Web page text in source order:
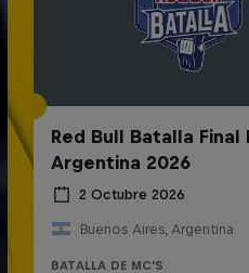
Red Bull Batalla Final
Argentina 2026
2 Octubre 2026
Buenos Aires, Argentina
BATALLA DE MC'S